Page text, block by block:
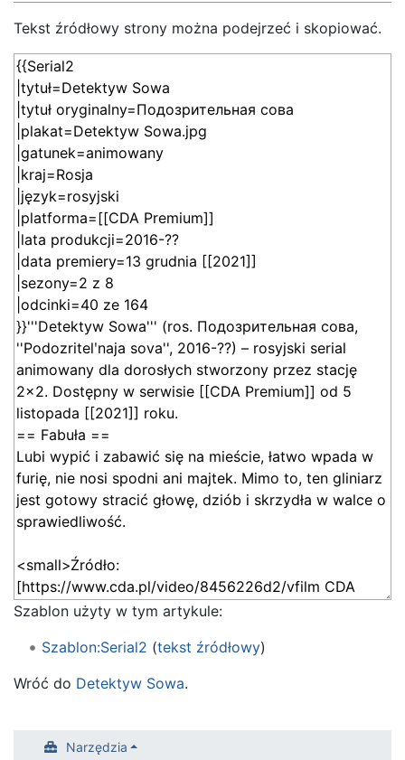
Tekst źródłowy strony można podejrzeć i skopiować.
Szablon użyty w tym artykule:
Szablon:Serial2 (tekst źródłowy)
Wróć do Detektyw Sowa.
Narzędzia